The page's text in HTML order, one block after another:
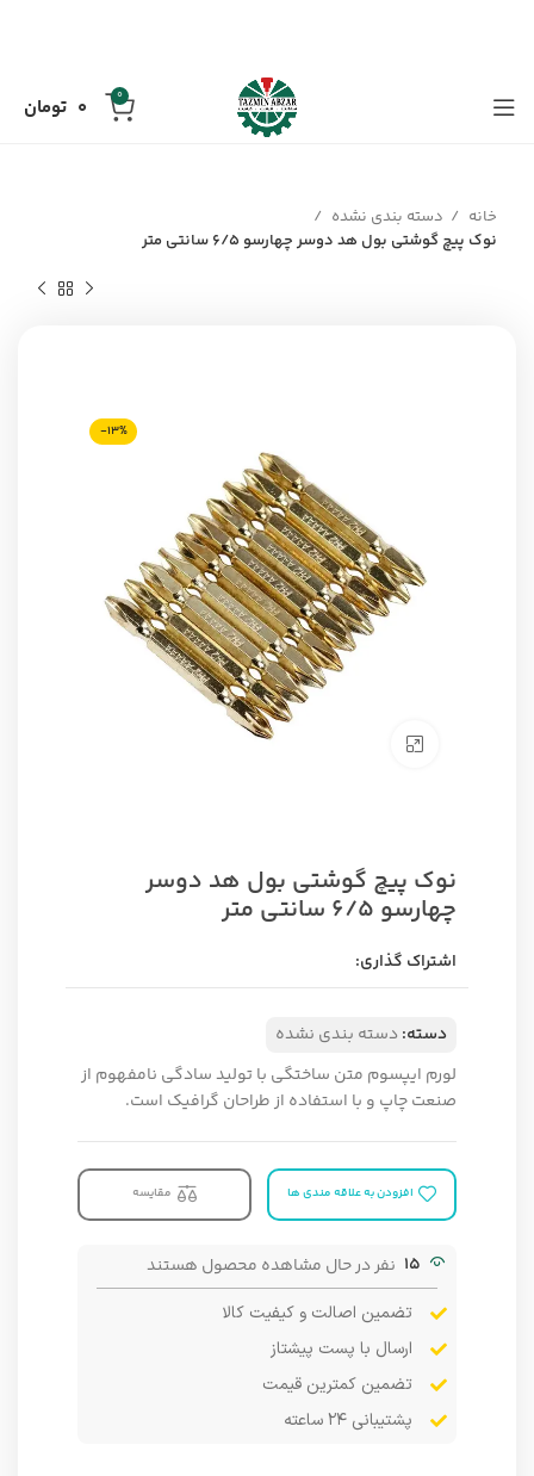
0
0 تومان
خانه
دسته بندی نشده
نوک پیچ گوشتی بول هد دوسر چهارسو 6/5 سانتی متر
-13%
برای بزرگنمایی کلیک کنید
نوک پیچ گوشتی بول هد دوسر
چهارسو 6/5 سانتی متر
اشتراک گذاری:
دسته: دسته بندی نشده
لورم ایپسوم متن ساختگی با تولید سادگی نامفهوم از
صنعت چاپ و با استفاده از طراحان گرافیک است.
افزودن به علاقه مندی ها مقایسه
15 نفر در حال مشاهده محصول هستند
تضمین اصالت و کیفیت کالا
ارسال با پست پیشتاز
تضمین کمترین قیمت
پشتیبانی ۲۴ ساعته